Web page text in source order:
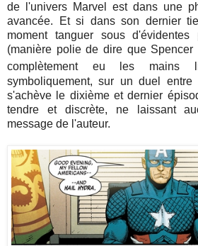
de l'univers Marvel est dans une
avancée. Et si dans son dernier
moment tanguer sous d'évidentes
(manière polie de dire que Spencer
complètement eu les mains
symboliquement, sur un duel entre
s'achève le dixième et dernier
tendre et discrète, ne laissant
message de l'auteur.